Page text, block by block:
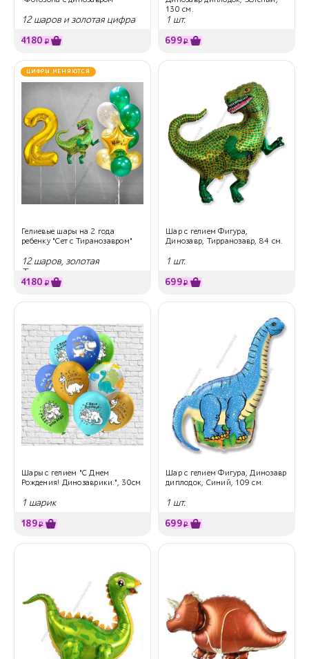
12 шаров и золотая цифра
4180 ₽
130 см.
1 шт.
699₽
ЦИФРЫ МЕНЯЮТСЯ
Гелиевые шары на 2 года
ребенку "Сет с Тиранозавром"
12 шаров, золотая
Тиранозавр
4180 ₽
Шар с гелием Фигура,
Динозавр, Тирранозавр, 84 см.
1 шт.
699₽
Шары с гелием "С Днем
Рождения! Динозаврики.", 30см
1 шарик
189₽
Шар с гелием Фигура, Динозавр
диплодок, Синий, 109 см.
1 шт.
699₽